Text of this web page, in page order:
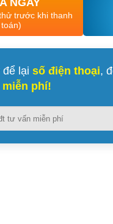
trước khi thanh
toán)
để lại số điện thoại,
miễn phí!